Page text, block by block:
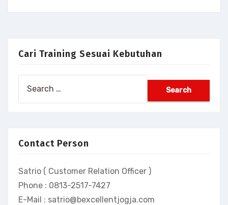
Cari Training Sesuai Kebutuhan
Contact Person
Satrio ( Customer Relation Officer )
Phone : 0813-2517-7427
E-Mail : satrio@bexcellentjogja.com